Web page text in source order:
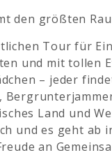
den größten
Tour für
und mit tollen
– jeder
Land und
und es geht
an